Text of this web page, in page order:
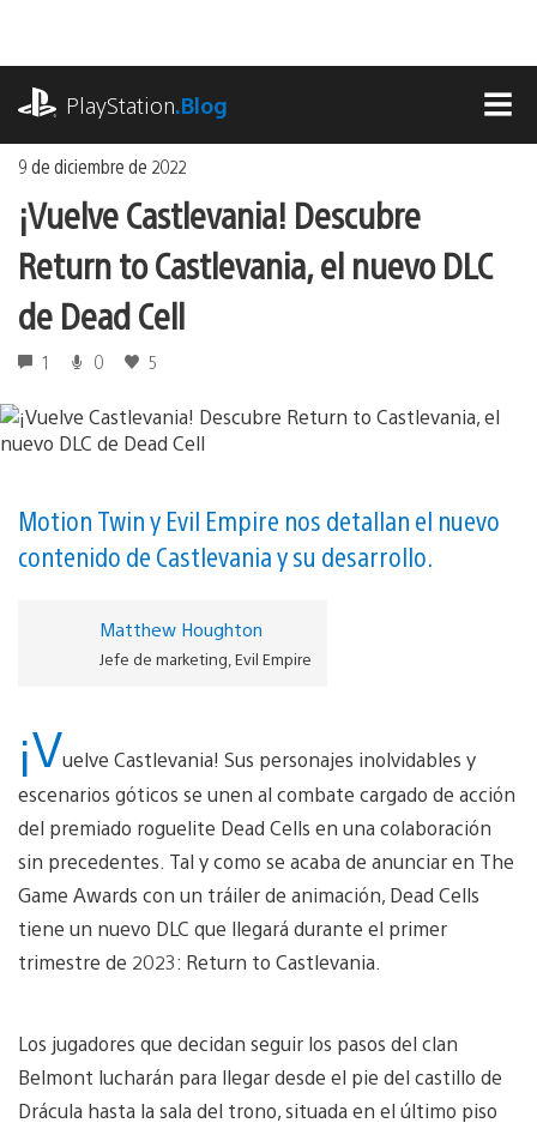
contenido
PlayStation.Blog
9 de diciembre de 2022
¡Vuelve Castlevania! Descubre
Return to Castlevania, el nuevo DLC
de Dead Cell
1 0 5
Motion Twin y Evil Empire nos detallan el nuevo
contenido de Castlevania y su desarrollo.
Matthew Houghton
Jefe de marketing, Evil Empire
¡Vuelve Castlevania! Sus personajes inolvidables y
escenarios góticos se unen al combate cargado de acción
del premiado roguelite Dead Cells en una colaboración
sin precedentes. Tal y como se acaba de anunciar en The
Game Awards con un tráiler de animación, Dead Cells
tiene un nuevo DLC que llegará durante el primer
trimestre de 2023: Return to Castlevania.
Los jugadores que decidan seguir los pasos del clan
Belmont lucharán para llegar desde el pie del castillo de
Drácula hasta la sala del trono, situada en el último piso